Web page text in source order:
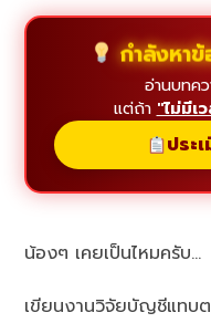
กำลังหา
อ่านบทค
แต่ถ้า "ไม่มีเ
ประ
น้องๆ เคยเป็นไหมครับ…
เขียนงานวิจัยบัญชีแทบ